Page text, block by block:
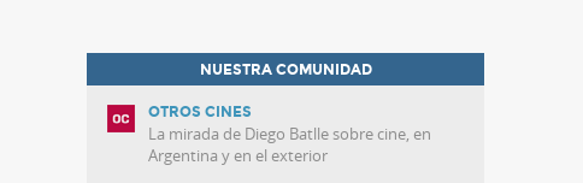
NUESTRA COMUNIDAD
OTROS CINES
La mirada de Diego Batlle sobre cine, en
Argentina y en el exterior